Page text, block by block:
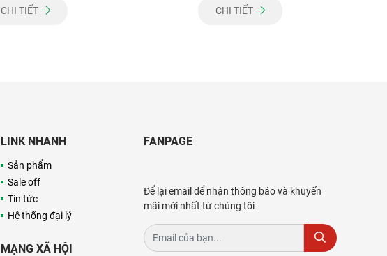
CHI TIẾT CHI TIẾT
LINK NHANH
Sản phẩm
Sale off
Tin tức
Hệ thống đại lý
MẠNG XÃ HỘI
FANPAGE
Để lại email để nhận thông báo và khuyến
mãi mới nhất từ chúng tôi